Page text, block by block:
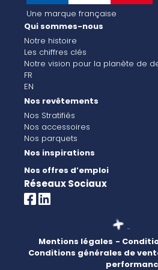
Une marque française
Qui sommes-nous
Notre histoire
Les chiffres clés
Notre vision pour la planète de
FR
EN
Nos revêtements
Nos Stratifiés
Nos accessoires
Nos parquets
Nos inspirations
Nos offres d’emploi
Réseaux Sociaux
Mentions légales -
Conditions générales de